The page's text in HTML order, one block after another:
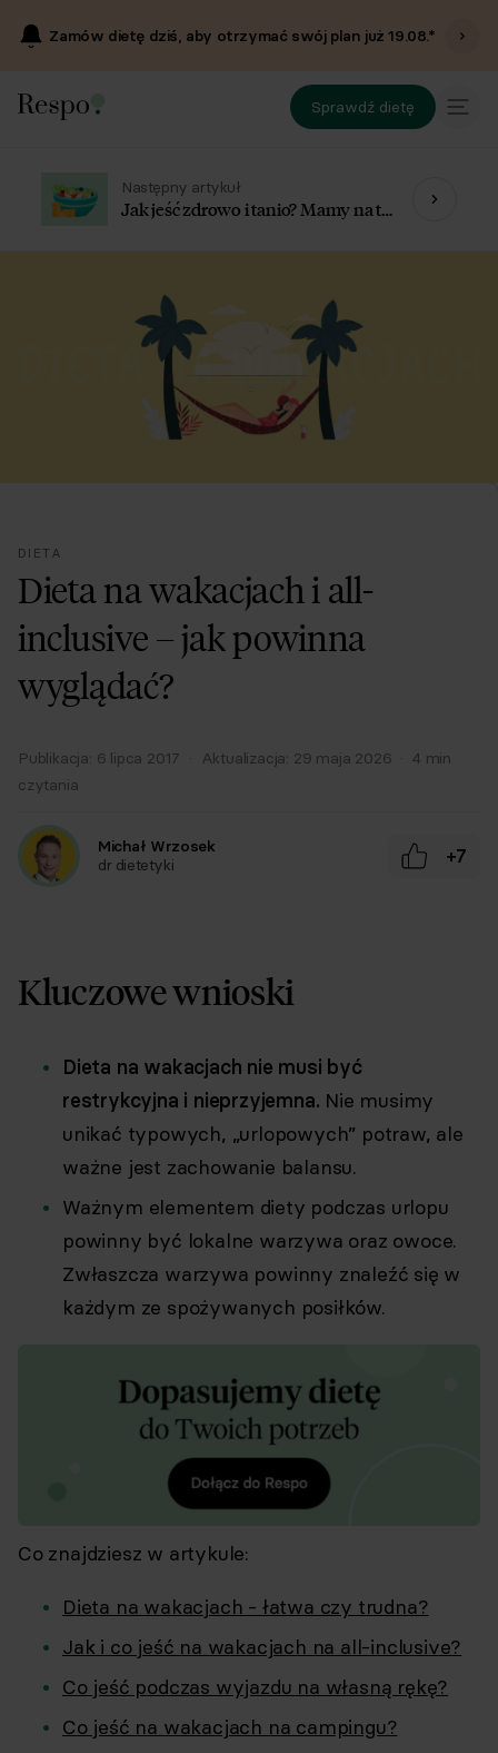
Zamów dietę dziś, aby otrzymać swój plan już19.08.*
Sprawdź dietę
Następny artykuł
Jak jeść zdrowo i tanio? Mamy na to
DIETA
Dieta na wakacjach i all-
inclusive – jak powinna
wyglądać?
Publikacja: 6 lipca 2017 · Aktualizacja: 29 maja 2026 · 4 min
czytania
Michał Wrzosek
dr dietetyki
+7
Kluczowe wnioski
Dieta na wakacjach nie musi być
restrykcyjna i nieprzyjemna. Nie musimy
unikać typowych, „urlopowych” potraw, ale
ważne jest zachowanie balansu.
Ważnym elementem diety podczas urlopu
powinny być lokalne warzywa oraz owoce.
Zwłaszcza warzywa powinny znaleźć się w
każdym ze spożywanych posiłków.
Co znajdziesz w artykule:
Dieta na wakacjach - łatwa czy trudna?
Jak i co jeść na wakacjach na all-inclusive?
Co jeść podczas wyjazdu na własną rękę?
Co jeść na wakacjach na campingu?